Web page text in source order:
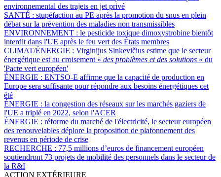
environnemental des trajets en jet privé
SANTÉ : stupéfaction au PE après la promotion du snus en plein
débat sur la prévention des maladies non transmissibles
ENVIRONNEMENT : le pesticide toxique dimoxystrobine bientôt
interdit dans l'UE après le feu vert des États membres
CLIMAT/ÉNERGIE : Virginijus Sinkevičius estime que le secteur
énergétique est au croisement « des problèmes et des solutions » du
'Pacte vert européen'
ÉNERGIE : ENTSO-E affirme que la capacité de production en
Europe sera suffisante pour répondre aux besoins énergétiques cet
été
ÉNERGIE : la congestion des réseaux sur les marchés gaziers de
l'UE a triplé en 2022, selon l'ACER
ÉNERGIE : réforme du marché de l'électricité, le secteur européen
des renouvelables déplore la proposition de plafonnement des
revenus en période de crise
RECHERCHE : 77,5 millions d’euros de financement européen
soutiendront 73 projets de mobilité des personnels dans le secteur de
la R&I
ACTION EXTÉRIEURE